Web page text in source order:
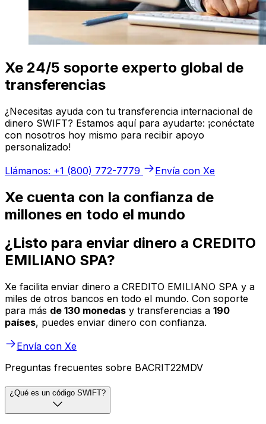
Xe 24/5 soporte experto global de
transferencias
¿Necesitas ayuda con tu transferencia internacional de
dinero SWIFT? Estamos aquí para ayudarte: ¡conéctate
con nosotros hoy mismo para recibir apoyo
personalizado!
Llámanos: +1 (800) 772-7779
Envía con Xe
Xe cuenta con la confianza de
millones en todo el mundo
¿Listo para enviar dinero a CREDITO
EMILIANO SPA?
Xe facilita enviar dinero a CREDITO EMILIANO SPA y a
miles de otros bancos en todo el mundo. Con soporte
para más de 130 monedas y transferencias a 190
países, puedes enviar dinero con confianza.
Envía con Xe
Preguntas frecuentes sobre BACRIT22MDV
¿Qué es un código SWIFT?